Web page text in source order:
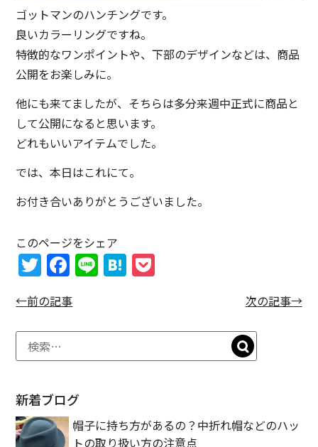
ゴットマンのハンチングです。
良いカラーリングですね。
特徴的なワンポイントや、下部のデザインなどは、商品
公開をお楽しみに。
他にも来てましたが、そちらは多分来週中正式に商品と
して公開になると思います。
どれもいいアイテムでした。
では、本日はこれにて。
お付き合いありがとうございました。
このページをシェア
T
w
itt
er
F
a
c
e
b
o
k
Li
n
H
at
n
a
k
et
←前の記事 次の記事→
新着ブログ
帽子に持ち方があるの？中折れ帽などのハッ
トの取り扱い方の注意点